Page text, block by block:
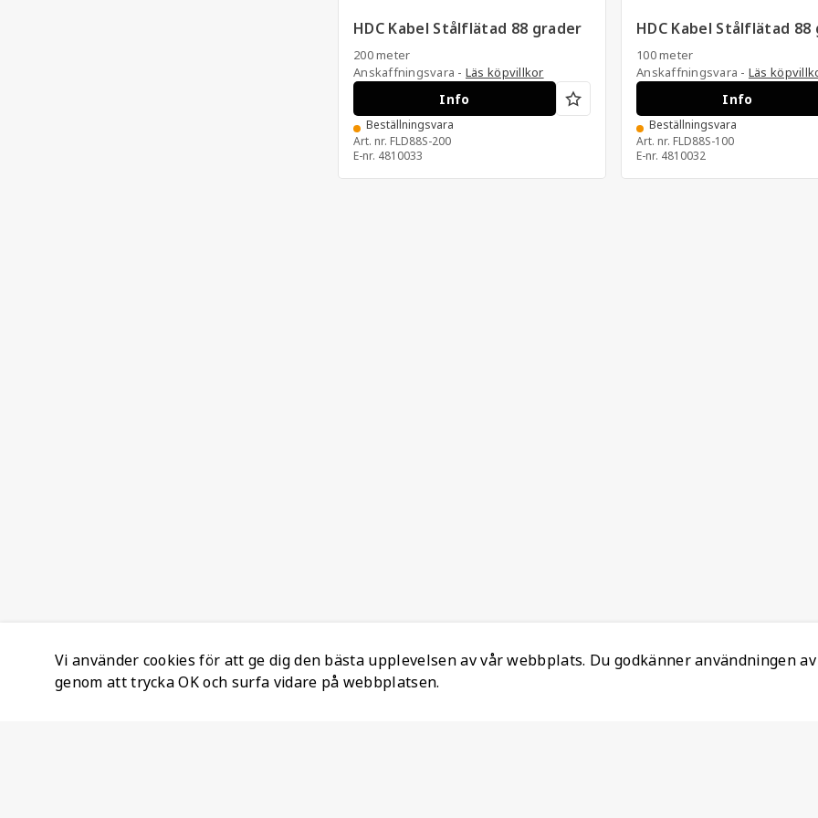
HDC Kabel Stålflätad 88 grader
200 meter
Anskaffningsvara - Läs köpvillkor
Info
Beställningsvara
Art. nr. FLD88S-200
E-nr. 4810033
HDC Kabel Stålflätad 88
100 meter
Anskaffningsvara - Läs
Info
Beställningsvara
Art. nr. FLD88S-100
E-nr. 4810032
Vi använder cookies för att ge dig den bästa upplevelsen av vår webbplats. Du godkänner användningen av
genom att trycka OK och surfa vidare på webbplatsen.